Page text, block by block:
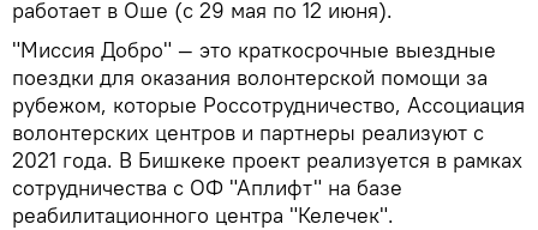
работает в Оше (с 29 мая по 12 июня).
"Миссия Добро" — это краткосрочные выездные
поездки для оказания волонтерской помощи за
рубежом, которые Россотрудничество, Ассоциация
волонтерских центров и партнеры реализуют с
2021 года. В Бишкеке проект реализуется в рамках
сотрудничества с ОФ "Аплифт" на базе
реабилитационного центра "Келечек".